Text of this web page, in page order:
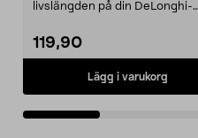
livslängden på din DeLonghi-
119,90
Lägg i varukorg